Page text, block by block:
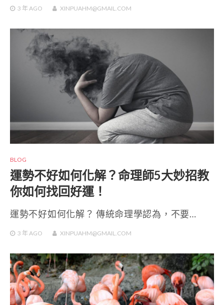
3 年AGO XINPUAHM@GMAIL.COM
BLOG
運勢不好如何化解？命理師5大妙招教
你如何找回好運！
運勢不好如何化解？ 傳統命理學認為，不要…
3 年AGO XINPUAHM@GMAIL.COM